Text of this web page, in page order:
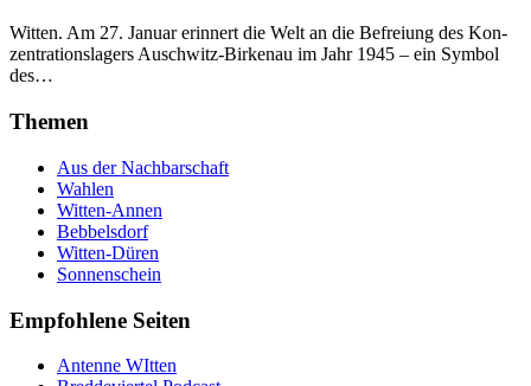
Witten. Am 27. Januar erinnert die Welt an die Befreiung des Kon­
zentra­tions­lagers Auschwitz-Birkenau im Jahr 1945 – ein Symbol
des…
Themen
Aus der Nachbarschaft
Wahlen
Witten-Annen
Bebbelsdorf
Witten-Düren
Sonnenschein
Empfohlene Seiten
Antenne WItten